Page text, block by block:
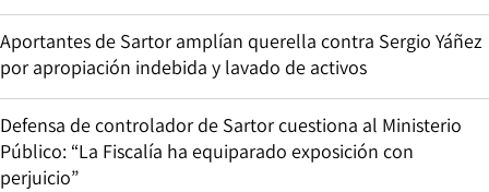
Aportantes de Sartor amplían querella contra Sergio Yáñez
por apropiación indebida y lavado de activos
Defensa de controlador de Sartor cuestiona al Ministerio
Público: “La Fiscalía ha equiparado exposición con
perjuicio”